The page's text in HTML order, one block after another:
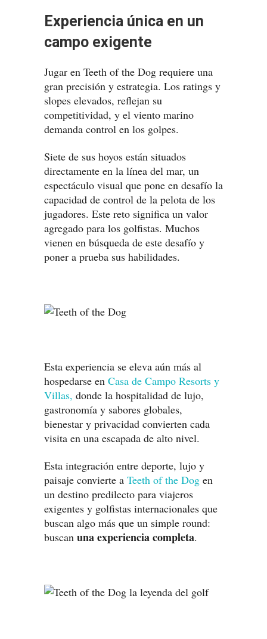
Experiencia única en un
campo exigente
Jugar en Teeth of the Dog requiere una
gran precisión y estrategia. Los ratings y
slopes elevados, reflejan su
competitividad, y el viento marino
demanda control en los golpes.
Siete de sus hoyos están situados
directamente en la línea del mar, un
espectáculo visual que pone en desafío la
capacidad de control de la pelota de los
jugadores. Este reto significa un valor
agregado para los golfistas. Muchos
vienen en búsqueda de este desafío y
poner a prueba sus habilidades.
Esta experiencia se eleva aún más al
hospedarse en Casa de Campo Resorts y
Villas, donde la hospitalidad de lujo,
gastronomía y sabores globales,
bienestar y privacidad convierten cada
visita en una escapada de alto nivel.
Esta integración entre deporte, lujo y
paisaje convierte a Teeth of the Dog en
un destino predilecto para viajeros
exigentes y golfistas internacionales que
buscan algo más que un simple round:
buscan una experiencia completa.